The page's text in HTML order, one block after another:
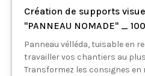
Création de supports
"PANNEAU NOMADE" _
Panneau vélléda, tuisable en
travailler vos chantiers au
Transformez les consignes en